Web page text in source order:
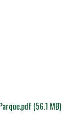
(56.1 MB)